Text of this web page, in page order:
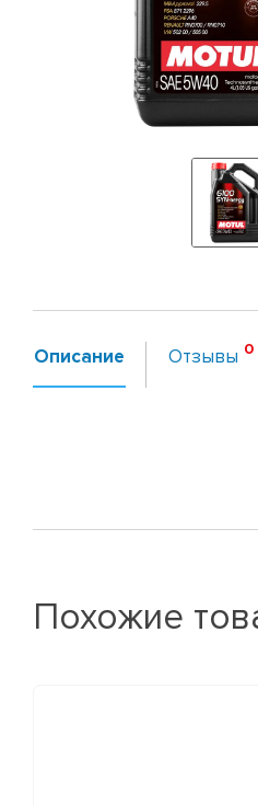
Описание Отзывы
Похожие